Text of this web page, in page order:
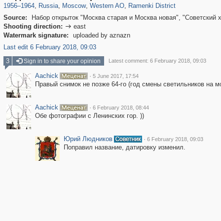
1956–1964, Russia, Moscow, Western AO, Ramenki District
Source:
Набор открыток "Москва старая и Москва новая", "Советский
Shooting direction:  east
Watermark signature:
uploaded by aznazn
Last edit 6 February 2018, 09:03
3 Sign in to share your opinion Latest comment: 6 February 2018, 09:03
Aachick · 5 June 2017, 17:54
Правый снимок не позже 64-го (год смены светильников на
Aachick · 6 February 2018, 08:44
Обе фотографии с Ленинских гор. ))
Юрий Людников · 6 February 2018, 09:03
Поправил название, датировку изменил.